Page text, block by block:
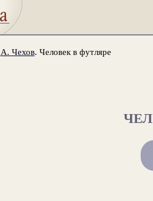
А. Чехов. Человек в футляре